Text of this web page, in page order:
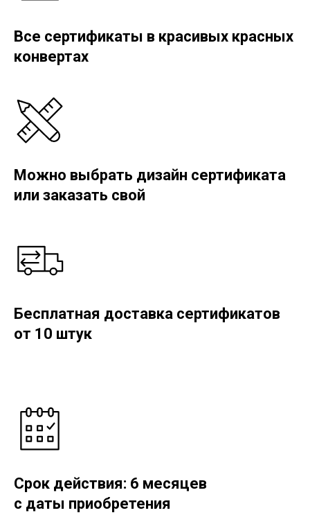
Все сертификаты в красивых красных
конвертах
Можно выбрать дизайн сертификата
или заказать свой
Бесплатная доставка сертификатов
от 10 штук
Срок действия: 6 месяцев
с даты приобретения